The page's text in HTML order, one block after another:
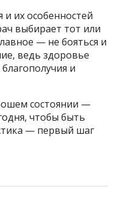
их особенностей
выбирает тот или
— не бояться и
ведь здоровье
и
состоянии —
чтобы быть
— первый шаг